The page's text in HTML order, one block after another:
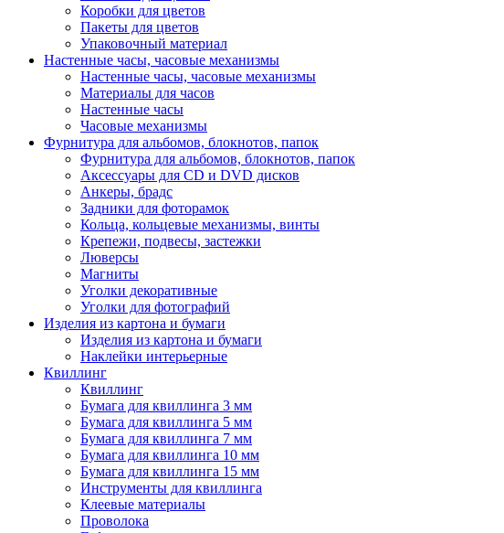
Коробки для цветов
Пакеты для цветов
Упаковочный материал
Настенные часы, часовые механизмы
Настенные часы, часовые механизмы
Материалы для часов
Настенные часы
Часовые механизмы
Фурнитура для альбомов, блокнотов, папок
Фурнитура для альбомов, блокнотов, папок
Аксессуары для CD и DVD дисков
Анкеры, брадс
Задники для фоторамок
Кольца, кольцевые механизмы, винты
Крепежи, подвесы, застежки
Люверсы
Магниты
Уголки декоративные
Уголки для фотографий
Изделия из картона и бумаги
Изделия из картона и бумаги
Наклейки интерьерные
Квиллинг
Квиллинг
Бумага для квиллинга 3 мм
Бумага для квиллинга 5 мм
Бумага для квиллинга 7 мм
Бумага для квиллинга 10 мм
Бумага для квиллинга 15 мм
Инструменты для квиллинга
Клеевые материалы
Проволока